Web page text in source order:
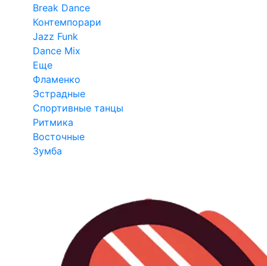
Break Dance
Контемпорари
Jazz Funk
Dance Mix
Еще
Фламенко
Эстрадные
Спортивные танцы
Ритмика
Восточные
Зумба